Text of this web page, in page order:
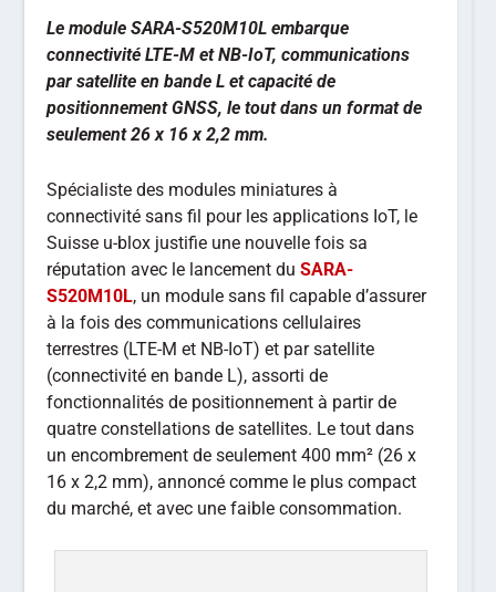
Le module SARA-S520M10L embarque
connectivité LTE-M et NB-IoT, communications
par satellite en bande L et capacité de
positionnement GNSS, le tout dans un format de
seulement 26 x 16 x 2,2 mm.
Spécialiste des modules miniatures à
connectivité sans fil pour les applications IoT, le
Suisse u-blox justifie une nouvelle fois sa
réputation avec le lancement duSARA-
S520M10L, un module sans fil capable d’assurer
à la fois des communications cellulaires
terrestres (LTE-M et NB-IoT) et par satellite
(connectivité en bande L), assorti de
fonctionnalités de positionnement à partir de
quatre constellations de satellites. Le tout dans
un encombrement de seulement 400 mm² (26 x
16 x 2,2 mm), annoncé comme le plus compact
du marché, et avec une faible consommation.